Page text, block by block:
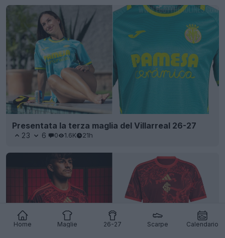
Home Maglie 26-27 Scarpe Calendario
Presentata la terza maglia del Villarreal 26-27
23 6 0 1.6K 21h